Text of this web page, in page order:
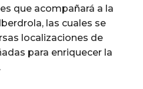
que acompañará a la
las cuales se
localizaciones de
para enriquecer la